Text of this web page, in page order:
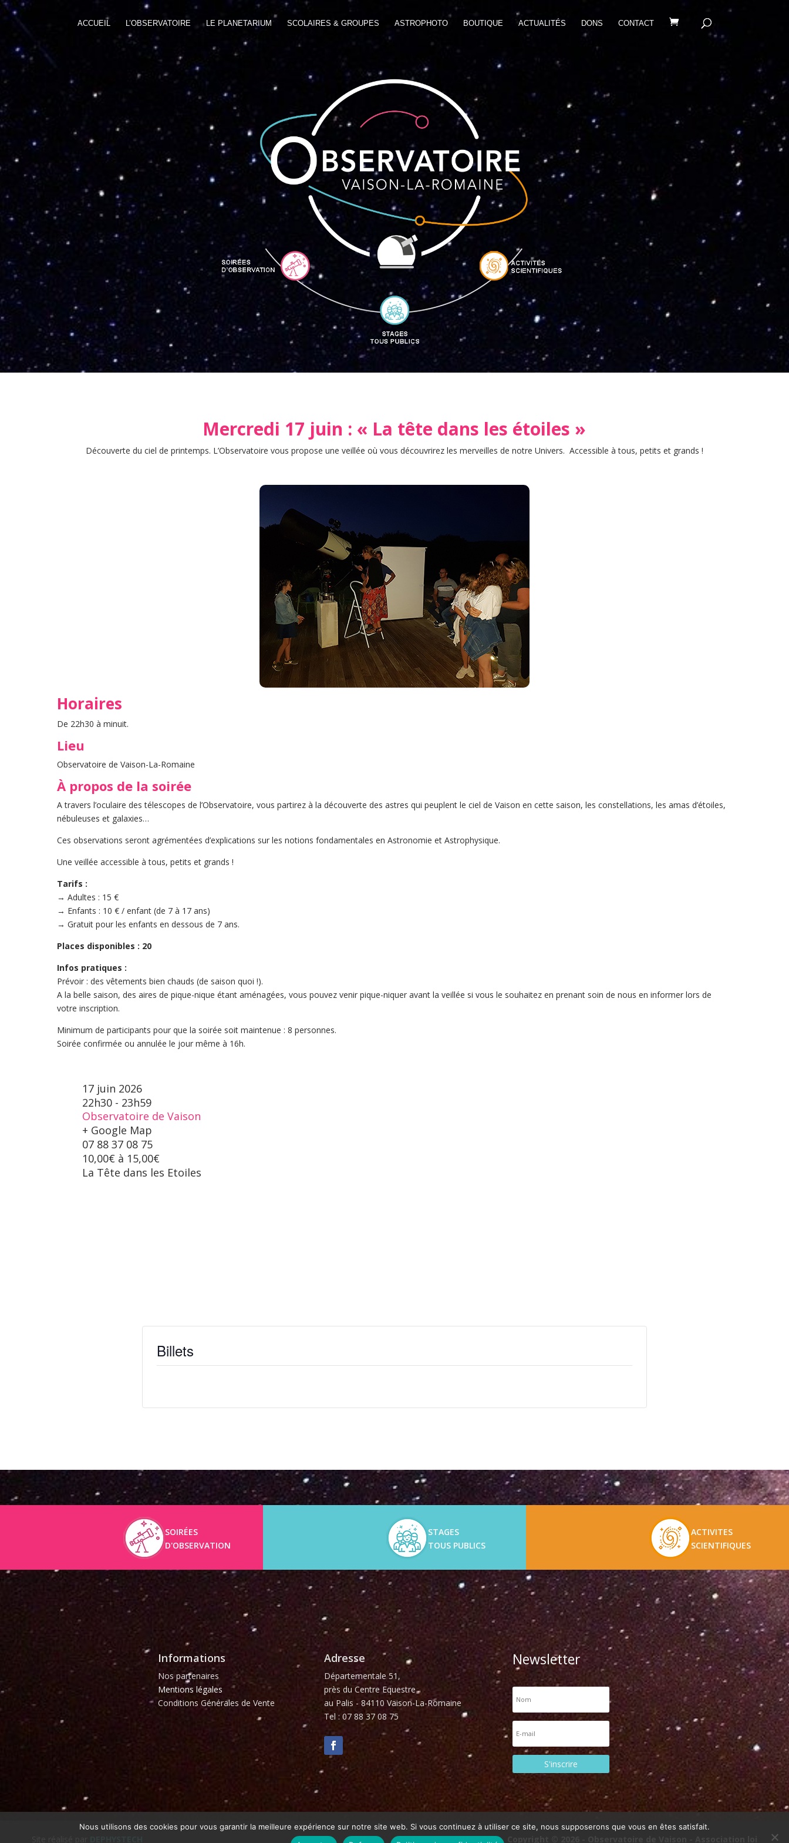
ACCUEIL L’OBSERVATOIRE LE PLANETARIUM SCOLAIRES & GROUPES ASTROPHOTO BOUTIQUE ACTUALITÉS DONS CONTACT
Mercredi 17 juin : « La tête dans les étoiles »
Découverte du ciel de printemps. L’Observatoire vous propose une veillée où vous découvrirez les merveilles de notre Univers. Accessible à tous, petits et grands !
Horaires
De 22h30 à minuit.
Lieu
Observatoire de Vaison-La-Romaine
À propos de la soirée
A travers l’oculaire des télescopes de l’Observatoire, vous partirez à la découverte des astres qui peuplent le ciel de Vaison en cette saison, les constellations, les amas d’étoiles,
nébuleuses et galaxies…
Ces observations seront agrémentées d’explications sur les notions fondamentales en Astronomie et Astrophysique.
Une veillée accessible à tous, petits et grands !
Tarifs :
→ Adultes : 15 €
→ Enfants : 10 € / enfant (de 7 à 17 ans)
→ Gratuit pour les enfants en dessous de 7 ans.
Places disponibles : 20
Infos pratiques :
Prévoir : des vêtements bien chauds (de saison quoi !).
A la belle saison, des aires de pique-nique étant aménagées, vous pouvez venir pique-niquer avant la veillée si vous le souhaitez en prenant soin de nous en informer lors de
votre inscription.
Minimum de participants pour que la soirée soit maintenue : 8 personnes.
Soirée confirmée ou annulée le jour même à 16h.
17 juin 2026
22h30 - 23h59
Observatoire de Vaison
+ Google Map
07 88 37 08 75
10,00€ à 15,00€
La Tête dans les Etoiles
Billets
SOIRÉES
D'OBSERVATION
STAGES
TOUS PUBLICS
ACTIVITES
SCIENTIFIQUES
Informations
Nos partenaires
Mentions légales
Conditions Générales de Vente
Adresse
Départementale 51,
près du Centre Equestre
au Palis - 84110 Vaison-La-Romaine
Tel : 07 88 37 08 75
Newsletter
S'inscrire
Nous utilisons des cookies pour vous garantir la meilleure expérience sur notre site web. Si vous continuez à utiliser ce site, nous supposerons que vous en êtes satisfait.